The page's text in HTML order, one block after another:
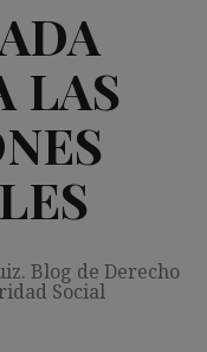
LAS
Blog de Derecho
Social